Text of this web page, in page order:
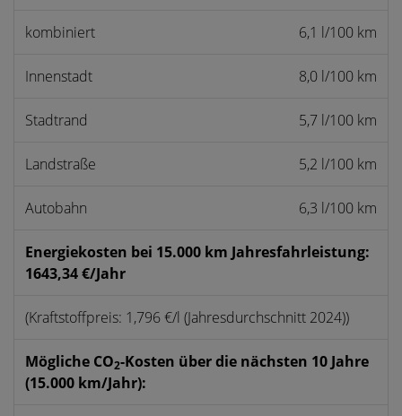
kombiniert 6,1 l/100 km
Innenstadt 8,0 l/100 km
Stadtrand 5,7 l/100 km
Landstraße 5,2 l/100 km
Autobahn 6,3 l/100 km
Energiekosten bei 15.000 km Jahresfahrleistung:
1643,34 €/Jahr
(Kraftstoffpreis: 1,796 €/l (Jahresdurchschnitt 2024))
Mögliche CO2-Kosten über die nächsten 10 Jahre
(15.000 km/Jahr):